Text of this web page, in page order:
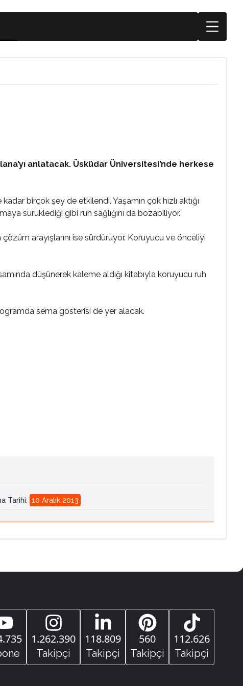
anlatacak. Üsküdar Üniversitesi’nde herkese
birçok şey de etkilendi. Yaşamın çok hızlı aktığı
sürüklediği gibi ruh sağlığını da bozabiliyor.
arayışlarını ise sürdürüyor. Koruyucu ve önceliyi
düşünerek kaleme aldığı kitabıyla koruyucu ruh
sema gösterisi de yer alacak.
Tarihi: 10 Aralık 2013
1.262.390
Takipçi
118.809
Takipçi
560
Takipçi
112.626
Takipçi